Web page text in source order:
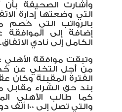
وأشارت الصحيفة بأن
التي وضعتها إدارة
إضافةً إلى الموافقة
الكامل إلى نادي الاتفاق.
وتبقت موافقة الأهلي
من أجل التخلي عن
الفترة المقبلة وكان
كما طالب الأهلي
والتي تصل إلى 100 ألف دولار.